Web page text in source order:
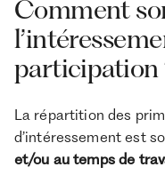
Comment
participation
La répartition des
d’intéressement est
et/ou au temps de